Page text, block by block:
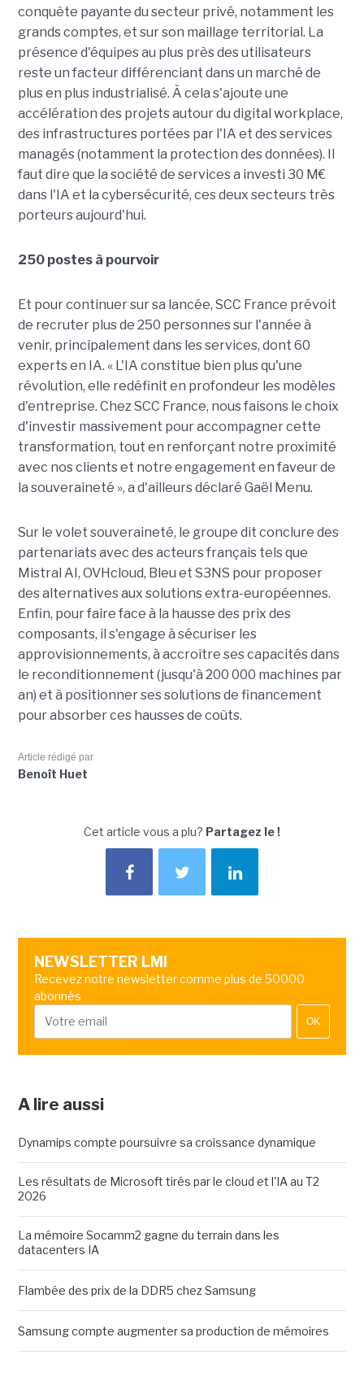
conquête payante du secteur privé, notamment les
grands comptes, et sur son maillage territorial. La
présence d'équipes au plus près des utilisateurs
reste un facteur différenciant dans un marché de
plus en plus industrialisé. À cela s'ajoute une
accélération des projets autour du digital workplace,
des infrastructures portées par l'IA et des services
managés (notamment la protection des données). Il
faut dire que la société de services a investi 30 M€
dans l'IA et la cybersécurité, ces deux secteurs très
porteurs aujourd'hui.
250 postes à pourvoir
Et pour continuer sur sa lancée, SCC France prévoit
de recruter plus de 250 personnes sur l'année à
venir, principalement dans les services, dont 60
experts en IA. « L'IA constitue bien plus qu'une
révolution, elle redéfinit en profondeur les modèles
d'entreprise. Chez SCC France, nous faisons le choix
d'investir massivement pour accompagner cette
transformation, tout en renforçant notre proximité
avec nos clients et notre engagement en faveur de
la souveraineté », a d'ailleurs déclaré Gaël Menu.
Sur le volet souveraineté, le groupe dit conclure des
partenariats avec des acteurs français tels que
Mistral AI, OVHcloud, Bleu et S3NS pour proposer
des alternatives aux solutions extra-européennes.
Enfin, pour faire face à la hausse des prix des
composants, il s'engage à sécuriser les
approvisionnements, à accroître ses capacités dans
le reconditionnement (jusqu'à 200 000 machines par
an) et à positionner ses solutions de financement
pour absorber ces hausses de coûts.
Article rédigé par
Benoît Huet
Cet article vous a plu? Partagez le !
NEWSLETTER LMI
Recevez notre newsletter comme plus de 50000
abonnés
OK
A lire aussi
Dynamips compte poursuivre sa croissance dynamique
Les résultats de Microsoft tirés par le cloud et l'IA au T2
2026
La mémoire Socamm2 gagne du terrain dans les
datacenters IA
Flambée des prix de la DDR5 chez Samsung
Samsung compte augmenter sa production de mémoires